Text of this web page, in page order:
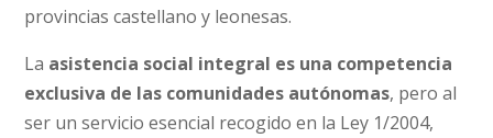
provincias castellano y leonesas.
La asistencia social integral es una competencia
exclusiva de las comunidades autónomas, pero al
ser un servicio esencial recogido en la Ley 1/2004,